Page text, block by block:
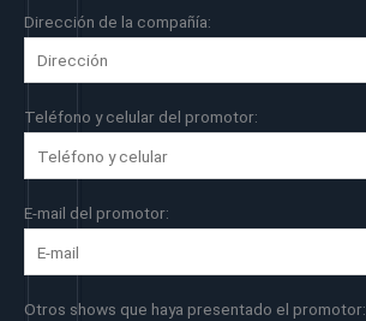
Dirección de la compañía:
Teléfono y celular del promotor:
E-mail del promotor:
Otros shows que haya presentado el promotor: